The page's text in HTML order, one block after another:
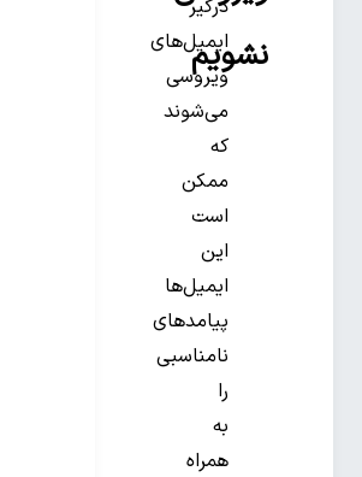
نشویم
درگیر
ایمیل‌های
ویروسی
می‌شوند
که
ممکن
است
این
ایمیل‌ها
پیامدهای
نامناسبی
را
به
همراه